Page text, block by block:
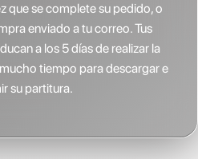
que se complete su pedido, o
enviado a tu correo. Tus
a los 5 días de realizar la
tiempo para descargar e
su partitura.